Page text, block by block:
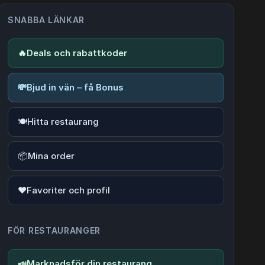
SNABBA LÄNKAR
🔥Deals och rabattkoder
💸Bjud in vän – få Bonus
🍽️Hitta restaurang
📦Mina order
❤️Favoriter och profil
FÖR RESTAURANGER